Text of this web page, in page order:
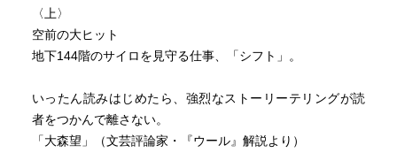
〈上〉
空前の大ヒット
地下144階のサイロを見守る仕事、「シフト」。
いったん読みはじめたら、強烈なストーリーテリングが読
者をつかんで離さない。
「大森望」（文芸評論家・『ウール』解説より）